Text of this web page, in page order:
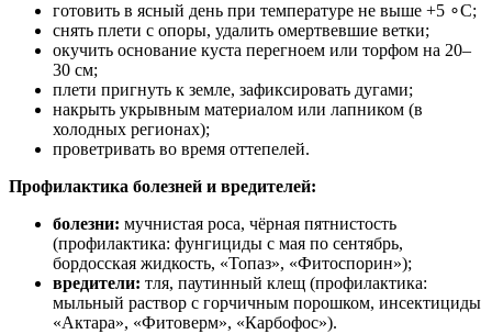
готовить в ясный день при температуре не выше +5 ∘C;
снять плети с опоры, удалить омертвевшие ветки;
окучить основание куста перегноем или торфом на 20–
30 см;
плети пригнуть к земле, зафиксировать дугами;
накрыть укрывным материалом или лапником (в
холодных регионах);
проветривать во время оттепелей.
Профилактика болезней и вредителей:
болезни: мучнистая роса, чёрная пятнистость
(профилактика: фунгициды с мая по сентябрь,
бордосская жидкость, «Топаз», «Фитоспорин»);
вредители: тля, паутинный клещ (профилактика:
мыльный раствор с горчичным порошком, инсектициды
«Актара», «Фитоверм», «Карбофос»).